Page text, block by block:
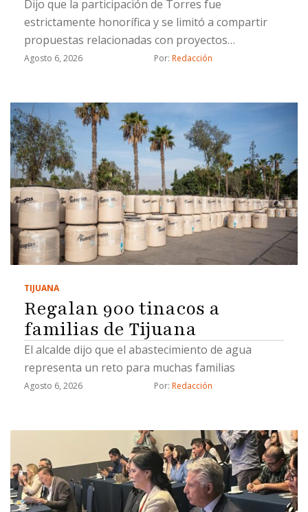
Dijo que la participación de Torres fue
estrictamente honorífica y se limitó a compartir
propuestas relacionadas con proyectos
estratégicos
Agosto 6, 2026 Por: Redacción
TIJUANA
Regalan 900 tinacos a
familias de Tijuana
El alcalde dijo que el abastecimiento de agua
representa un reto para muchas familias
Agosto 6, 2026 Por: Redacción